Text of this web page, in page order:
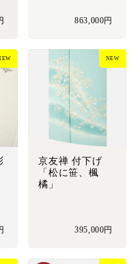
863,000円
京友禅 付下げ
「松に笹、楓
橘」
395,000円
NEW